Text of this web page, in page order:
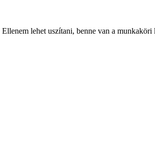
Ellenem lehet uszítani, benne van a